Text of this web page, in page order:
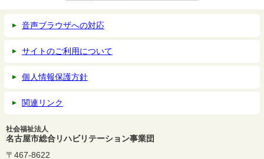
音声ブラウザへの対応
サイトのご利用について
個人情報保護方針
関連リンク
社会福祉法人
名古屋市総合リハビリテーション事業団
〒467-8622